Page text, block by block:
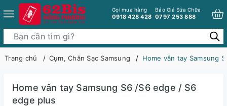
Gọi mua hàng
0918 428 428
Báo Giá Sửa Chữa
0797 253 888
Trang chủ Cụm, Chân Sạc Samsung Home vân tay Samsung
Home vân tay Samsung S6 /S6 edge / S6
edge plus